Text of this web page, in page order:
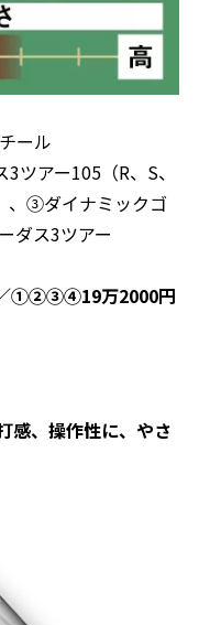
ール
アー105（R、S、
、③ダイナミックゴ
ダス3ツアー
／①②③④19万2000円
感、操作性に、やさ